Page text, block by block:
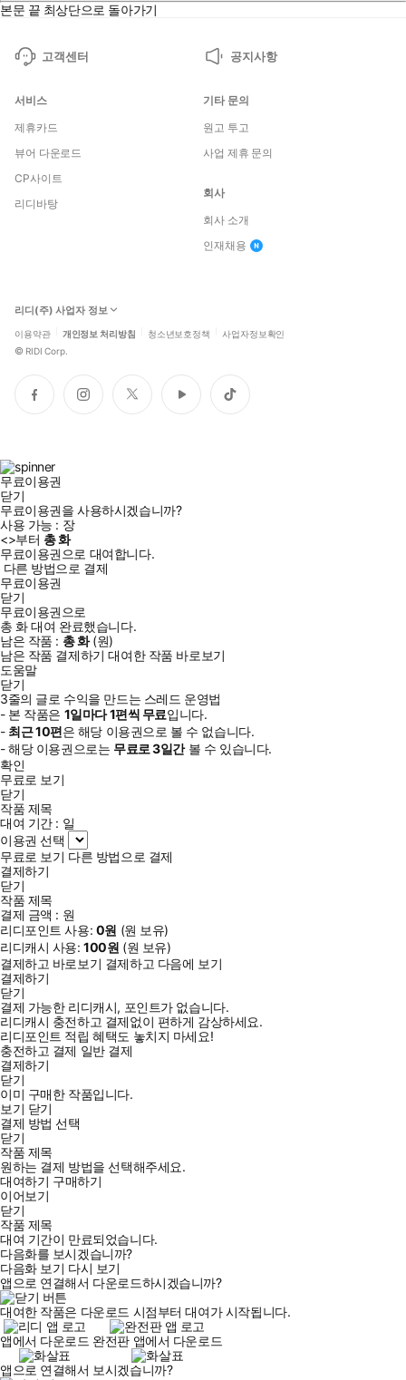
국내 최초 스레드 활용 종이책!
짧은 텍스트로 돈을 버는 블루오션 SNS, 스레드 운영 전략을 배운
다!
메타가 선보인 신생 SNS 스레드(Threads)는 뜨겁게 떠오른 플랫
폼이다. 뉴스 기사에서는 '스레드 일일 사용자 수가 트위터(X)를 뛰
어넘었다', '텍스트힙을 선도하는 스레드가 835% 폭풍 성장했다'는
보도가 이어지고 있다.
사진을 찍을 필요도 영상을 만들 필요도 없는, 오로지 짧은 글만으로
본문 끝 최상단으로 돌아가기
고객센터 공지사항
서비스
제휴카드
뷰어 다운로드
CP사이트
리디바탕
기타 문의
원고 투고
사업 제휴 문의
회사
회사 소개
인재채용
리디(주) 사업자 정보
이용약관 개인정보 처리방침 청소년보호정책 사업자정보확인
© RIDI Corp.
페
이
인
스
트
위
유
튜
틱
톡
무료이용권
닫기
무료이용권을 사용하시겠습니까?
사용 가능 : 장
<>부터 총화
무료이용권으로 대여합니다.
다른 방법으로 결제
무료이용권
닫기
무료이용권으로
총 화대여 완료했습니다.
남은 작품 : 총화(원)
남은 작품 결제하기 대여한 작품 바로보기
도움말
닫기
3줄의 글로 수익을 만드는 스레드 운영법
- 본 작품은 1일마다1편씩 무료입니다.
- 최근10편은 해당 이용권으로 볼 수 없습니다.
- 해당 이용권으로는 무료로3일간볼 수 있습니다.
확인
무료로 보기
닫기
작품 제목
대여 기간 : 일
이용권 선택
무료로 보기 다른 방법으로 결제
결제하기
닫기
작품 제목
결제 금액 : 원
리디포인트 사용: 0원 (원 보유)
리디캐시 사용:100원 (원 보유)
결제하고 바로보기 결제하고 다음에 보기
결제하기
닫기
결제 가능한 리디캐시, 포인트가 없습니다.
리디캐시 충전하고 결제없이 편하게 감상하세요.
리디포인트 적립 혜택도 놓치지 마세요!
충전하고 결제 일반 결제
결제하기
닫기
이미 구매한 작품입니다.
보기 닫기
결제 방법 선택
닫기
작품 제목
원하는 결제 방법을 선택해주세요.
대여하기 구매하기
이어보기
닫기
작품 제목
대여 기간이 만료되었습니다.
다음화를 보시겠습니까?
다음화 보기 다시 보기
앱으로 연결해서 다운로드하시겠습니까?
대여한 작품은 다운로드 시점부터 대여가 시작됩니다.
앱에서 다운로드 완전판 앱에서 다운로드
앱으로 연결해서 보시겠습니까?